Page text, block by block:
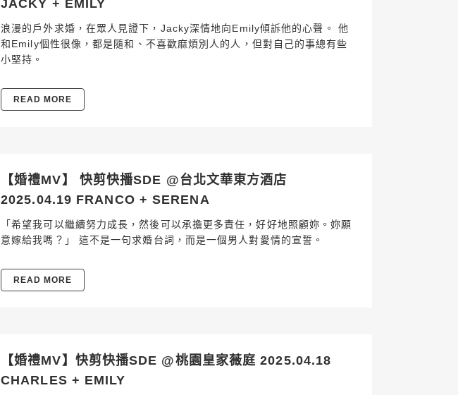
JACKY + EMILY
浪漫的戶外求婚，在眾人見證下，Jacky深情地向Emily傾訴他的心聲。 他
和Emily個性很像，都是隨和、不喜歡麻煩別人的人，但對自己的事總有些
小堅持。
READ MORE
【婚禮MV】 快剪快播SDE @台北文華東方酒店
2025.04.19 FRANCO + SERENA
「希望我可以繼續努力成長，然後可以承擔更多責任，好好地照顧妳。妳願
意嫁給我嗎？」 這不是一句求婚台詞，而是一個男人對愛情的宣誓。
READ MORE
【婚禮MV】快剪快播SDE @桃園皇家薇庭 2025.04.18
CHARLES + EMILY